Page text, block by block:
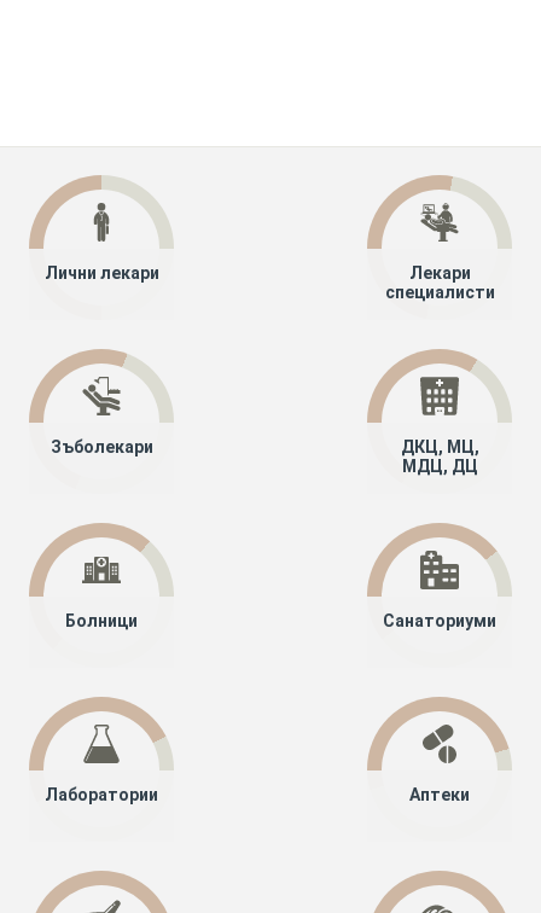
Лични лекари
Лекари
специалисти
Зъболекари
ДКЦ, МЦ,
МДЦ, ДЦ
Болници Санаториуми
Лаборатории Аптеки